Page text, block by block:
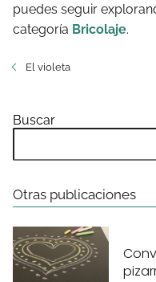
puedes seguir
categoría Bricolaje.
El violeta
Buscar
Otras publicaciones